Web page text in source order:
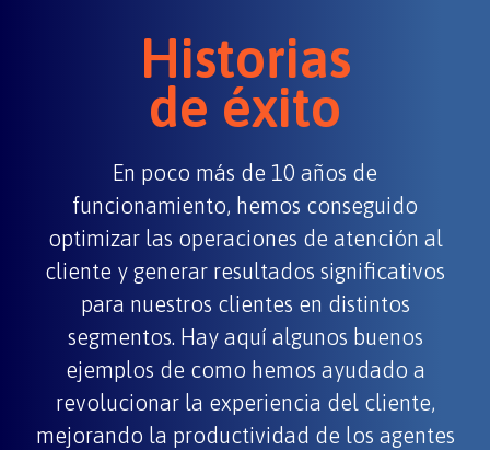
Historias
de éxito
En poco más de 10 años de
funcionamiento, hemos conseguido
optimizar las operaciones de atención al
cliente y generar resultados significativos
para nuestros clientes en distintos
segmentos. Hay aquí algunos buenos
ejemplos de como hemos ayudado a
revolucionar la experiencia del cliente,
mejorando la productividad de los agentes